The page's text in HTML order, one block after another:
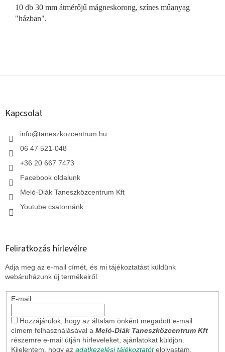
10 db 30 mm átmérőjű mágneskorong, színes műanyag
"házban".
L
Kapcsolat
info@taneszkozcentrum.hu
06 47 521-048
+36 20 667 7473
Facebook oldalunk
Meló-Diák Taneszközcentrum Kft
Youtube csatornánk
Feliratkozás hírlevélre
Adja meg az e-mail címét, és mi tájékoztatást küldünk
webáruházunk új termékeiről.
E-mail
Hozzájárulok, hogy az általam önként megadott e-mail
címem felhasználásával a Meló-Diák Taneszközcentrum Kft
részemre e-mail útján hírleveleket, ajánlatokat küldjön.
Kijelentem, hogy az adatkezelési tájékoztatót elolvastam.